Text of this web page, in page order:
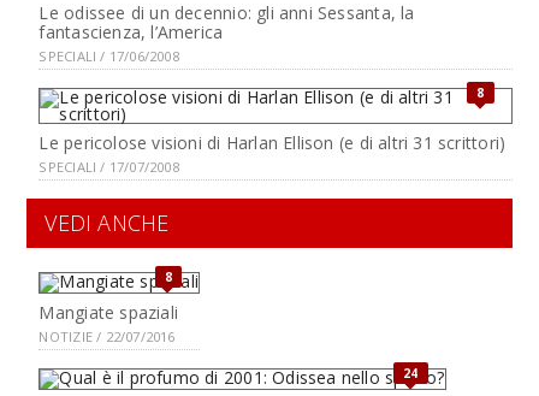
Le odissee di un decennio: gli anni Sessanta, la
fantascienza, l’America
SPECIALI / 17/06/2008
8
Le pericolose visioni di Harlan Ellison (e di altri 31 scrittori)
SPECIALI / 17/07/2008
VEDI ANCHE
8
Mangiate spaziali
NOTIZIE / 22/07/2016
24